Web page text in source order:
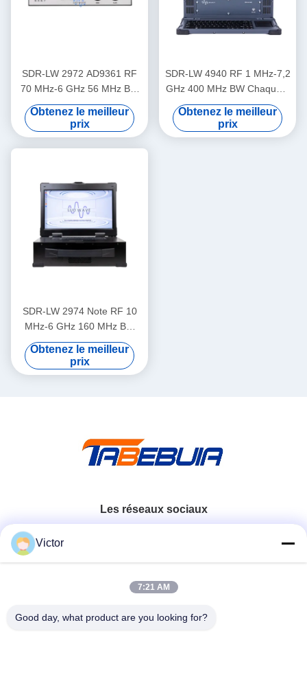
SDR-LW 2972 AD9361 RF
70 MHz-6 GHz 56 MHz BW
Chaque 2 canaux USB 3.0
USRP Intégré Dispositif radio
défini par logiciel
Obtenez le meilleur
prix
SDR-LW 4940 RF 1 MHz-7,2
GHz 400 MHz BW Chaque 4
canaux 1 × QSFP + USB 3.0
Intégré avec i9 Affichage et
clavier À l'intérieur USRP
Obtenez le meilleur
prix
SDR-LW 2974 Note RF 10
MHz-6 GHz 160 MHz BW
Chaque 2 canaux 4 × USB
3.0, 2 × SFP+ 4 × PCIE BUS
i7 Processeur USRP Intégré
Obtenez le meilleur
prix
Les réseaux sociaux
86--18062514745
Victor
7:21 AM
Good day, what product are you looking for?